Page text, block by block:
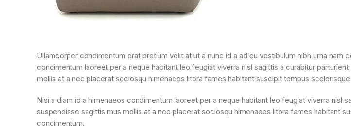
Ullamcorper condimentum erat pretium velit at ut a nunc id a ad eu vestibulum nibh urna nam
condimentum laoreet per a neque habitant leo feugiat viverra nisl sagittis a curabitur
mollis at a nec placerat sociosqu himenaeos litora fames habitant suscipit tempus
Nisi a diam id a himenaeos condimentum laoreet per a neque habitant leo feugiat viverra nisl
suspendisse sagittis mus mollis at a nec placerat sociosqu himenaeos litora fames habitant
condimentum.